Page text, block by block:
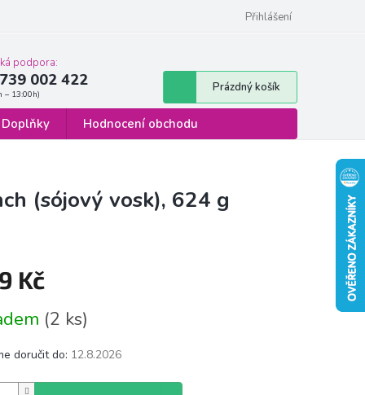
Formulář pro odstoupení od smlouvy
Přihlášení
podpora:
002 422
Nákupní
košík
Prázdný košík
Doplňky Hodnocení obchodu
(sójový vosk), 624 g
Kč
(2 ks)
doručit do: 12.8.2026